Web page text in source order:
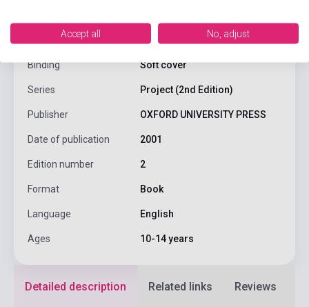
88
Binding Soft cover
Series Project (2nd Edition)
Publisher OXFORD UNIVERSITY PRESS
Date of publication 2001
Edition number 2
Format Book
Language English
Ages 10-14 years
Detailed description Related links Reviews
Accept all No, adjust